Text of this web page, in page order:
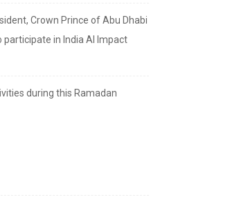
Crown Prince of Abu Dhabi
participate in India AI Impact
during this Ramadan